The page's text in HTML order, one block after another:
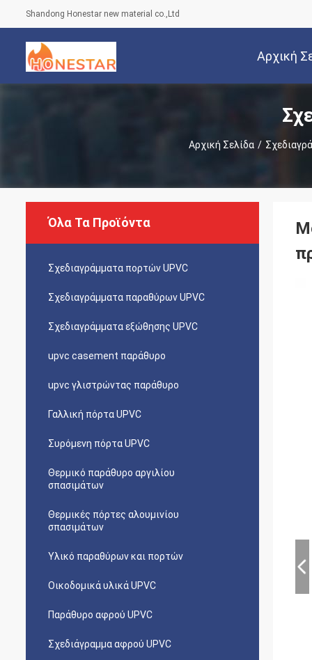
Shandong Honestar new material co.,Ltd
Αρχική
Αρχική Σελίδα /
Όλα Τα Προϊόντα
Σχεδιαγράμματα πορτών UPVC
Σχεδιαγράμματα παραθύρων UPVC
Σχεδιαγράμματα εξώθησης UPVC
upvc casement παράθυρο
upvc γλιστρώντας παράθυρο
Γαλλική πόρτα UPVC
Συρόμενη πόρτα UPVC
Θερμικό παράθυρο αργιλίου
σπασιμάτων
Θερμικές πόρτες αλουμινίου
σπασιμάτων
Υλικό παραθύρων και πορτών
Οικοδομικά υλικά UPVC
Παράθυρο αφρού UPVC
Σχεδιάγραμμα αφρού UPVC